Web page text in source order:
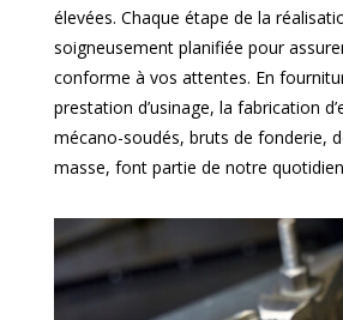
élevées. Chaque étape de la
soigneusement planifiée pour
conforme à vos attentes. En
prestation d’usinage, la fabrication
mécano-soudés, bruts de fonderie,
masse, font partie de notre